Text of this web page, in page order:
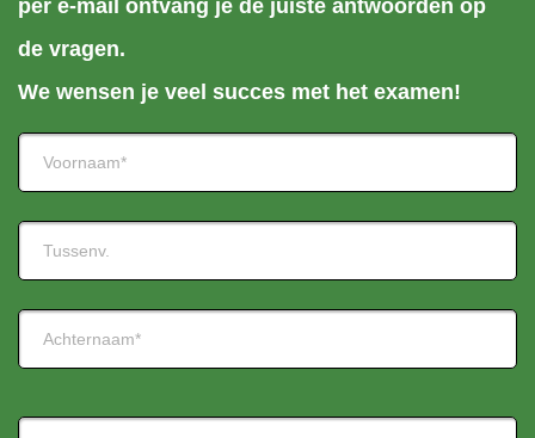
per e-mail ontvang je de juiste antwoorden op
de vragen.
We wensen je veel succes met het examen!
Naam
(Vereist)
Voornaam
Tussenvoegsel
E-